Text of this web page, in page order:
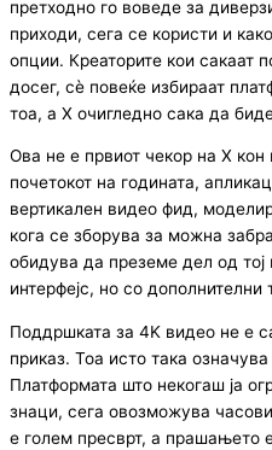
претходно го воведе за
приходи, сега се користи и
опции. Креаторите кои сакаат
досег, сè повеќе избираат
тоа, а X очигледно сака да
Ова не е првиот чекор на X кон
почетокот на годината,
вертикален видео фид,
кога се зборува за можна
обидува да преземе дел од тој
интерфејс, но со
Поддршката за 4K видео не е
приказ. Тоа исто така
Платформата што некогаш ја
знаци, сега овозможува
е голем пресврт, а прашањето